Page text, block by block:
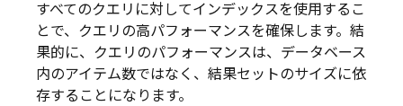
すべてのクエリに対してインデックスを使用するこ
とで、クエリの高パフォーマンスを確保します。 結
果的に、クエリのパフォーマンスは、データベース
内のアイテム数ではなく、結果セットのサイズに依
存することになります。